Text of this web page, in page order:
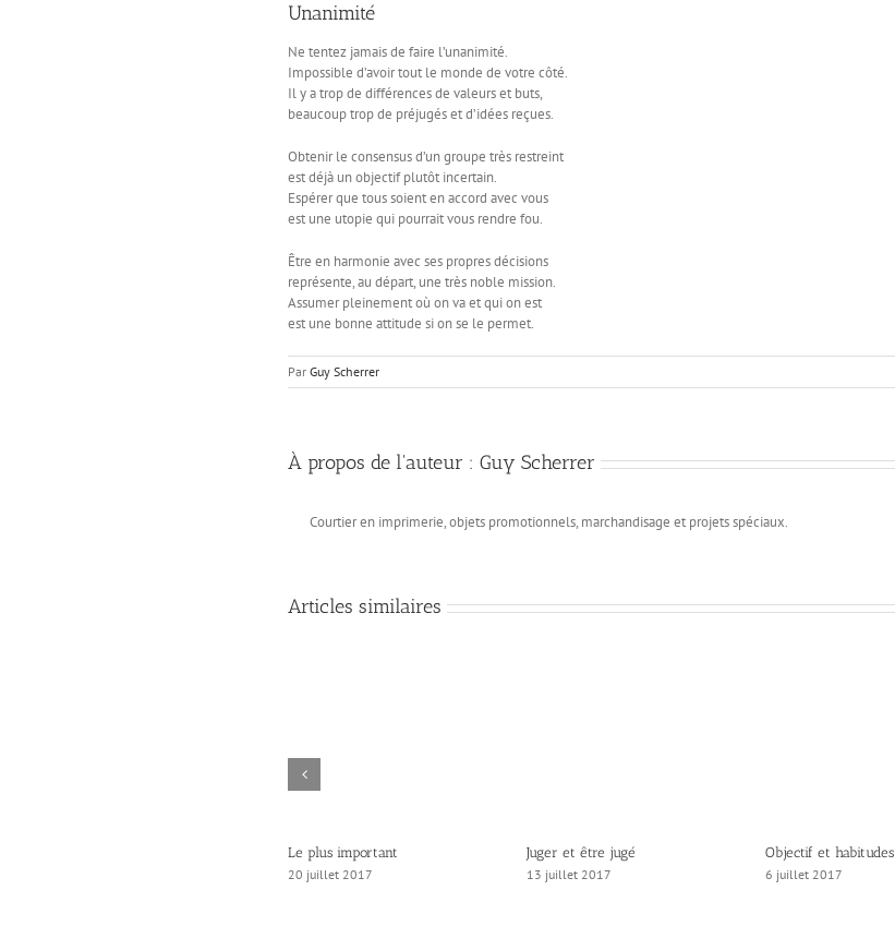
Unanimité
Ne tentez jamais de faire l’unanimité.
Impossible d’avoir tout le monde de votre côté.
Il y a trop de différences de valeurs et buts,
beaucoup trop de préjugés et d’idées reçues.
Obtenir le consensus d’un groupe très restreint
est déjà un objectif plutôt incertain.
Espérer que tous soient en accord avec vous
est une utopie qui pourrait vous rendre fou.
Être en harmonie avec ses propres décisions
représente, au départ, une très noble mission.
Assumer pleinement où on va et qui on est
est une bonne attitude si on se le permet.
ParGuy Scherrer
À propos de l'auteur :Guy Scherrer
Courtier en imprimerie, objets promotionnels, marchandisage et projets spéciaux.
Articles similaires
Le plus important
20 juillet 2017
Juger et être jugé
13 juillet 2017
Objectif et habitudes
6 juillet 2017